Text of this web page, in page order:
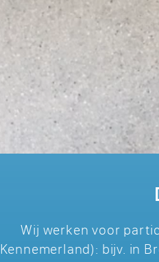
Wij werken voor
Kennemerland): bijv. in